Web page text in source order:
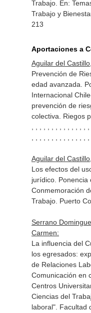
Trabajo. En:
Trabajo y
213
Aportaciones a
Aguilar del
Prevención de
edad avanzada.
Internacional
prevención de
colectiva. Riegos
, , , , , , , , , , , , , ,
Aguilar del
Los efectos del
jurídico. Ponencia
Conmemoración
Trabajo. Puerto
Serrano
Carmen:
La influencia del
los egresados:
de Relaciones
Comunicación en
Centros
Ciencias del
laboral". Facultad